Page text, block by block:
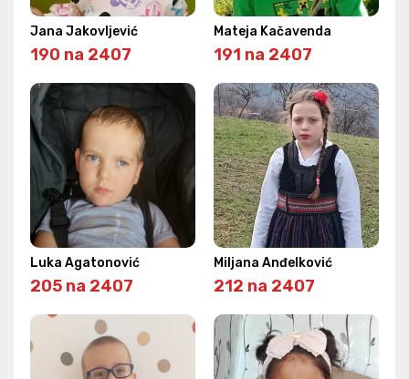
Jana Jakovljević
190 na 2407
Mateja Kačavenda
191 na 2407
Luka Agatonović
205 na 2407
Miljana Anđelković
212 na 2407